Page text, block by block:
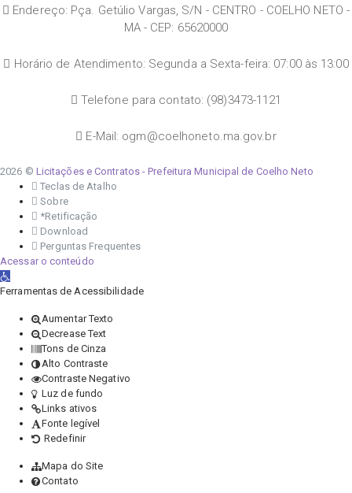
Endereço: Pça. Getúlio Vargas, S/N - CENTRO - COELHO NETO -
MA - CEP: 65620000
Horário de Atendimento: Segunda a Sexta-feira: 07:00 às 13:00
Telefone para contato: (98)3473-1121
E-Mail: ogm@coelhoneto.ma.gov.br
2026 © Licitações e Contratos - Prefeitura Municipal de Coelho Neto
Teclas de Atalho
Sobre
*Retificação
Download
Perguntas Frequentes
Acessar o conteúdo
Abrir a barra de ferramentas
Ferramentas de Acessibilidade
Aumentar Texto
Decrease Text
Tons de Cinza
Alto Contraste
Contraste Negativo
Luz de fundo
Links ativos
Fonte legível
Redefinir
Mapa do Site
Contato